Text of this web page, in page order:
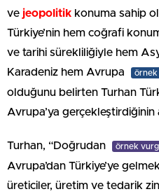
ve jeopolitik konuma sahip
Türkiye’nin hem coğrafi
ve tarihi sürekliliğiyle hem
Karadeniz hem Avrupa
örnek
olduğunu belirten Turhan
Avrupa’ya gerçekleştirdiğinin
Turhan, “Doğrudan örnek
Avrupa’dan Türkiye’ye
üreticiler, üretim ve tedarik